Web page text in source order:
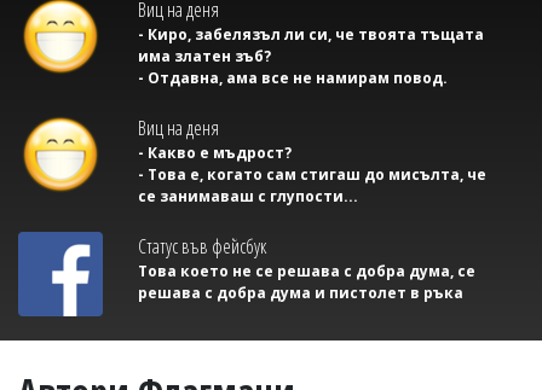
Виц на деня
- Киро, забелязъл ли си, че твоята тъщата
има златен зъб?
- Отдавна, ама все не намирам повод.
Виц на деня
- Какво е мъдрост?
- Това е, когато сам стигаш до мисълта, че
се занимаваш с глупости...
Статус във фейсбук
Това което не се решава с добра дума, се
решава с добра дума и пистолет в ръка